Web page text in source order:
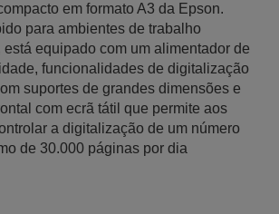
em formato A3 da Epson.
para ambientes de trabalho
está equipado com um alimentador de
funcionalidades de digitalização
suportes de grandes dimensões e
com ecrã tátil que permite aos
a digitalização de um número
de 30.000 páginas por dia